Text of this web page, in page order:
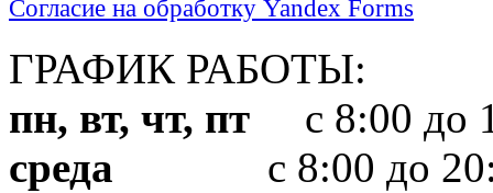
Согласие на обработку Yandex Forms
ГРАФИК РАБОТЫ:
пн, вт, чт, пт с 8:00 до
среда с 8:00 до